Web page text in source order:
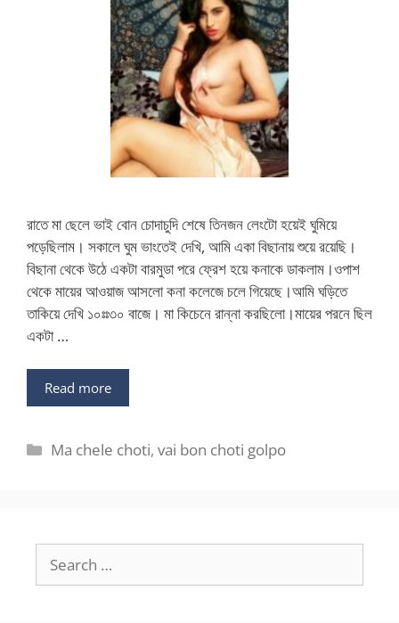
রাতে মা ছেলে ভাই বোন চোদাচুদি শেষে তিনজন লেংটো হয়েই ঘুমিয়ে
পড়েছিলাম। সকালে ঘুম ভাংতেই দেখি, আমি একা বিছানায় শুয়ে রয়েছি।
বিছানা থেকে উঠে একটা বারমুডা পরে ফ্রেশ হয়ে কনাকে ডাকলাম।ওপাশ
থেকে মায়ের আওয়াজ আসলো কনা কলেজে চলে গিয়েছে।আমি ঘড়িতে
তাকিয়ে দেখি ১০ঃঃ৩০ বাজে। মা কিচেনে রান্না করছিলো।মায়ের পরনে ছিল
একটা …
Read more
Categories
Ma chele choti,vai bon choti golpo
for: